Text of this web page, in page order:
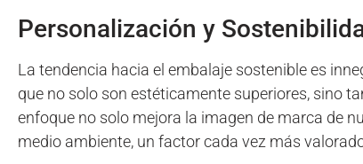
Personalización y
La tendencia hacia el embalaje sostenible es
que no solo son estéticamente superiores, sino
enfoque no solo mejora la imagen de marca de
medio ambiente, un factor cada vez más